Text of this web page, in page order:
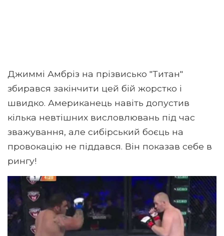
Джиммі Амбріз на прізвисько "Титан"
збирався закінчити цей бій жорстко і
швидко. Американець навіть допустив
кілька невтішних висловлювань під час
зважування, але сибірський боєць на
провокацію не піддався. Він показав себе в
рингу!